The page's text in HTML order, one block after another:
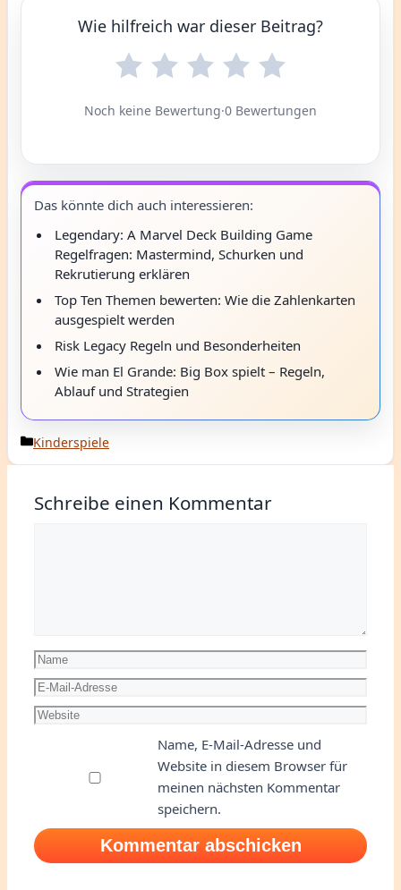
Wie hilfreich war dieser Beitrag?
Noch keine Bewertung·0 Bewertungen
Das könnte dich auch interessieren:
Legendary: A Marvel Deck Building Game
Regelfragen: Mastermind, Schurken und
Rekrutierung erklären
Top Ten Themen bewerten: Wie die Zahlenkarten
ausgespielt werden
Risk Legacy Regeln und Besonderheiten
Wie man El Grande: Big Box spielt – Regeln,
Ablauf und Strategien
Kategorien
Kinderspiele
Schreibe einen Kommentar
Name
E-
Mail-
Website
Name, E-Mail-Adresse und
Website in diesem Browser für
meinen nächsten Kommentar
speichern.